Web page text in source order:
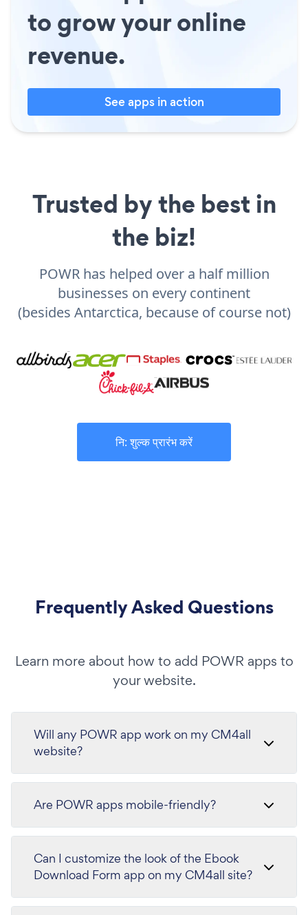
to grow your online
revenue.
See apps in action
Trusted by the best in
the biz!
POWR has helped over a half million
businesses on every continent
(besides Antarctica, because of course not)
नि: शुल्क प्रारंभ करें
Frequently Asked Questions
Learn more about how to add POWR apps to
your website.
Will any POWR app work on my CM4all
website?
Are POWR apps mobile-friendly?
Can I customize the look of the Ebook
Download Form app on my CM4all site?